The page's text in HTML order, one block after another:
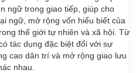
ngữ trong giao tiếp, giúp cho
ngữ, mở rộng vốn hiểu biết của
thế giới tự nhiên và xã hội. Từ
tác dụng đặc biệt đối với sự
cao dân trí và mở rộng giao lưu
nhau.